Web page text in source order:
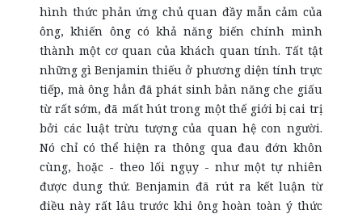
hình thức phản ứng chủ quan đầy mẫn cảm của
ông, khiến ông có khả năng biến chính mình
thành một cơ quan của khách quan tính. Tất tật
những gì Benjamin thiếu ở phương diện tính trực
tiếp, mà ông hẳn đã phát sinh bản năng che giấu
từ rất sớm, đã mất hút trong một thế giới bị cai trị
bởi các luật trừu tượng của quan hệ con người.
Nó chỉ có thể hiện ra thông qua đau đớn khôn
cùng, hoặc - theo lối ngụy - như một tự nhiên
được dung thứ. Benjamin đã rút ra kết luận từ
điều này rất lâu trước khi ông hoàn toàn ý thức